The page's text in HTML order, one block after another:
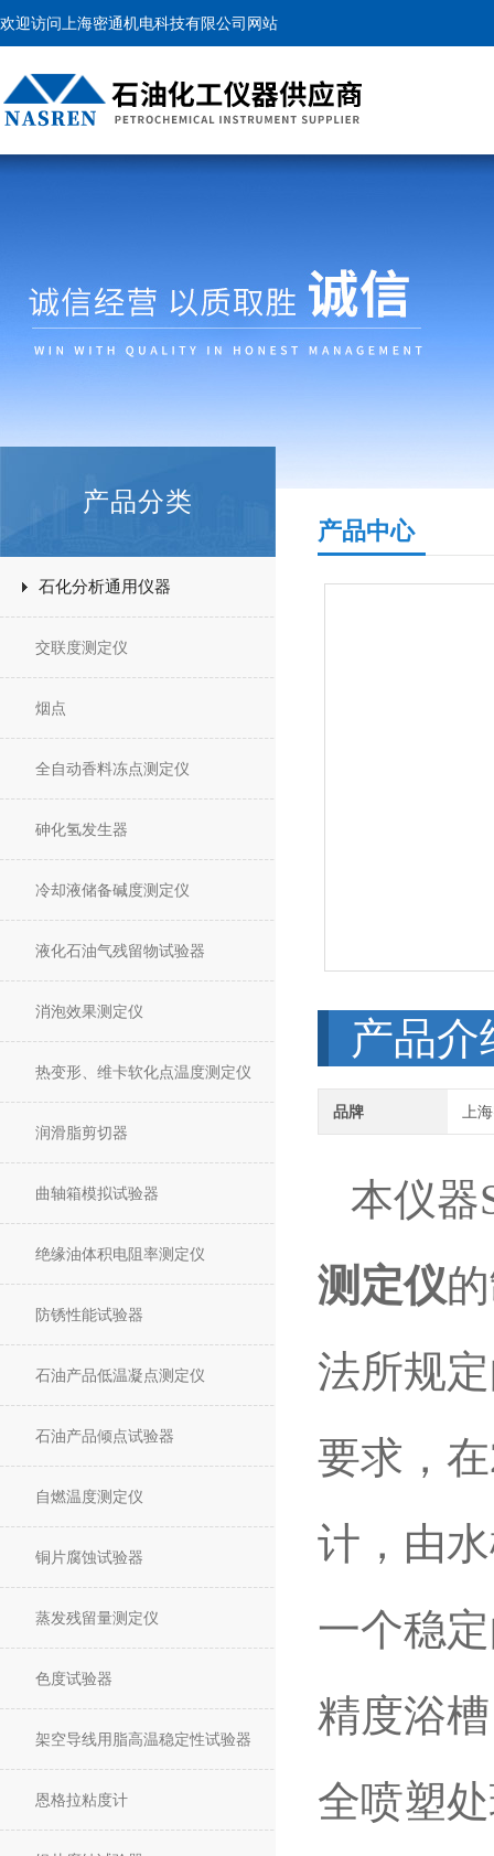
欢迎访问上海密通机电科技有限公司网站
产品分类
石化分析通用仪器
交联度测定仪
烟点
全自动香料冻点测定仪
砷化氢发生器
冷却液储备碱度测定仪
液化石油气残留物试验器
消泡效果测定仪
热变形、维卡软化点温度测定仪
润滑脂剪切器
曲轴箱模拟试验器
绝缘油体积电阻率测定仪
防锈性能试验器
石油产品低温凝点测定仪
石油产品倾点试验器
自燃温度测定仪
铜片腐蚀试验器
蒸发残留量测定仪
色度试验器
架空导线用脂高温稳定性试验器
恩格拉粘度计
产品中心
产品介
品牌 上
本仪器
测定仪
法所规
要求，
计，由
一个稳
精度浴
全喷塑